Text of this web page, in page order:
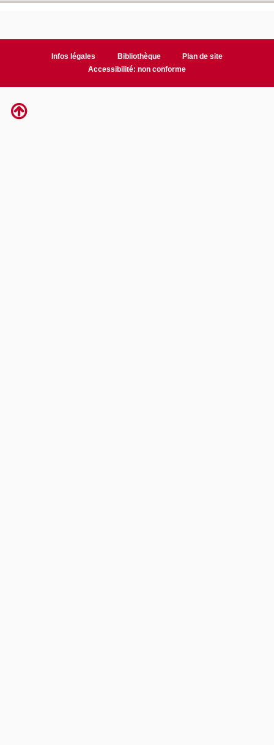
Infos légales Bibliothèque
Plan de site
Accessibilité: non conforme